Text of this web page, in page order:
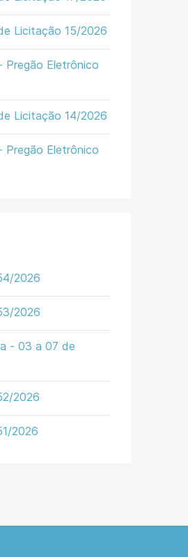
Licitação 15/2026
Pregão Eletrônico
Licitação 14/2026
Pregão Eletrônico
2026
2026
- 03 a 07 de
2026
2026